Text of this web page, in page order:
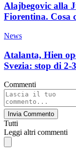
Alajbegovic alla
Fiorentina. Cosa
News
Atalanta, Hien
Svezia: stop di 2-
Commenti
Invia Commento
Tutti
Leggi altri commenti